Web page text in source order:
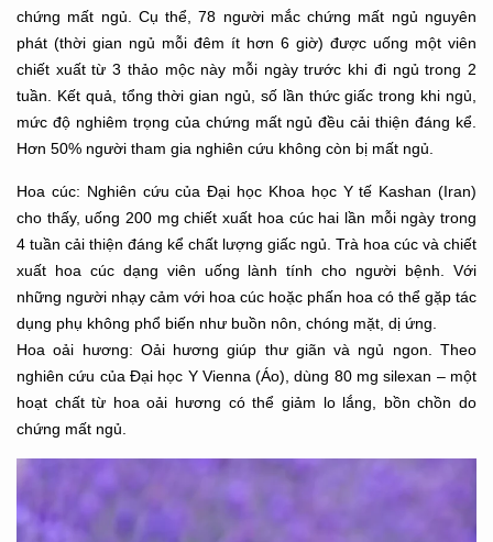
chứng mất ngủ. Cụ thể, 78 người mắc chứng mất ngủ nguyên
phát (thời gian ngủ mỗi đêm ít hơn 6 giờ) được uống một viên
chiết xuất từ 3 thảo mộc này mỗi ngày trước khi đi ngủ trong 2
tuần. Kết quả, tổng thời gian ngủ, số lần thức giấc trong khi ngủ,
mức độ nghiêm trọng của chứng mất ngủ đều cải thiện đáng kể.
Hơn 50% người tham gia nghiên cứu không còn bị mất ngủ.
Hoa cúc: Nghiên cứu của Đại học Khoa học Y tế Kashan (Iran)
cho thấy, uống 200 mg chiếtxuất hoa cúc hai lần mỗi ngày trong
4 tuần cải thiện đáng kể chất lượng giấc ngủ. Trà hoa cúc và chiết
xuất hoa cúc dạng viên uống lành tính cho người bệnh. Với
những người nhạy cảm với hoa cúc hoặc phấn hoa có thể gặp tác
dụng phụ không phổ biến như buồn nôn, chóng mặt, dị ứng.
Hoa oải hương: Oải hương giúp thư giãn và ngủ ngon. Theo
nghiên cứu của Đại học Y Vienna(Áo), dùng 80 mg silexan – một
hoạt chất từ hoa oải hương có thể giảm lo lắng, bồn chồn do
chứng mất ngủ.